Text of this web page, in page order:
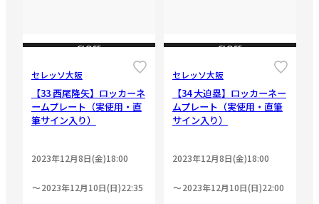
CLOSE
セレッソ大阪
【33 西尾隆矢】ロッカーネ
ームプレート（実使用・直
筆サイン入り）
2023年12月8日(金)18:00
2023年12月10日(日)22:35
CLOSE
セレッソ大阪
【34 大迫塁】ロッカーネー
ムプレート（実使用・直筆
サイン入り）
2023年12月8日(金)18:00
2023年12月10日(日)22:00